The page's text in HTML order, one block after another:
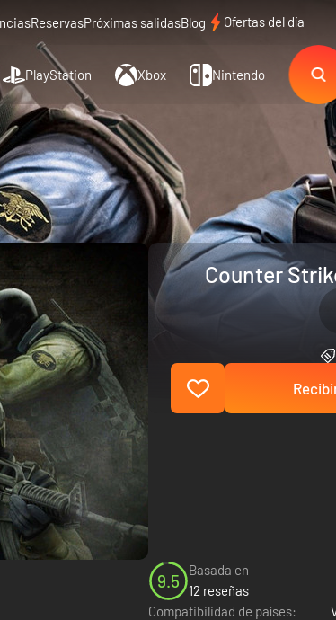
ReservasPróximas salidasBlog Ofertas del día
PlayStation Xbox Nintendo
Counter
9.5
Basada en
12 reseñas
Compatibilidad de países: